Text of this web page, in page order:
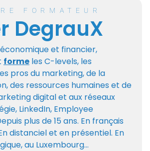
FORMATEUR
DegrauX
et financier,
forme les C-levels, les
pros du marketing, de la
des ressources humaines et de
digital et aux réseaux
LinkedIn, Employee
plus de 15 ans. En français
distanciel et en présentiel. En
au Luxembourg…